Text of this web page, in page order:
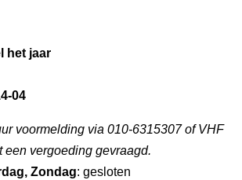
het jaar
04
voormelding via 010-6315307 of VHF
een vergoeding gevraagd.
Zondag: gesloten